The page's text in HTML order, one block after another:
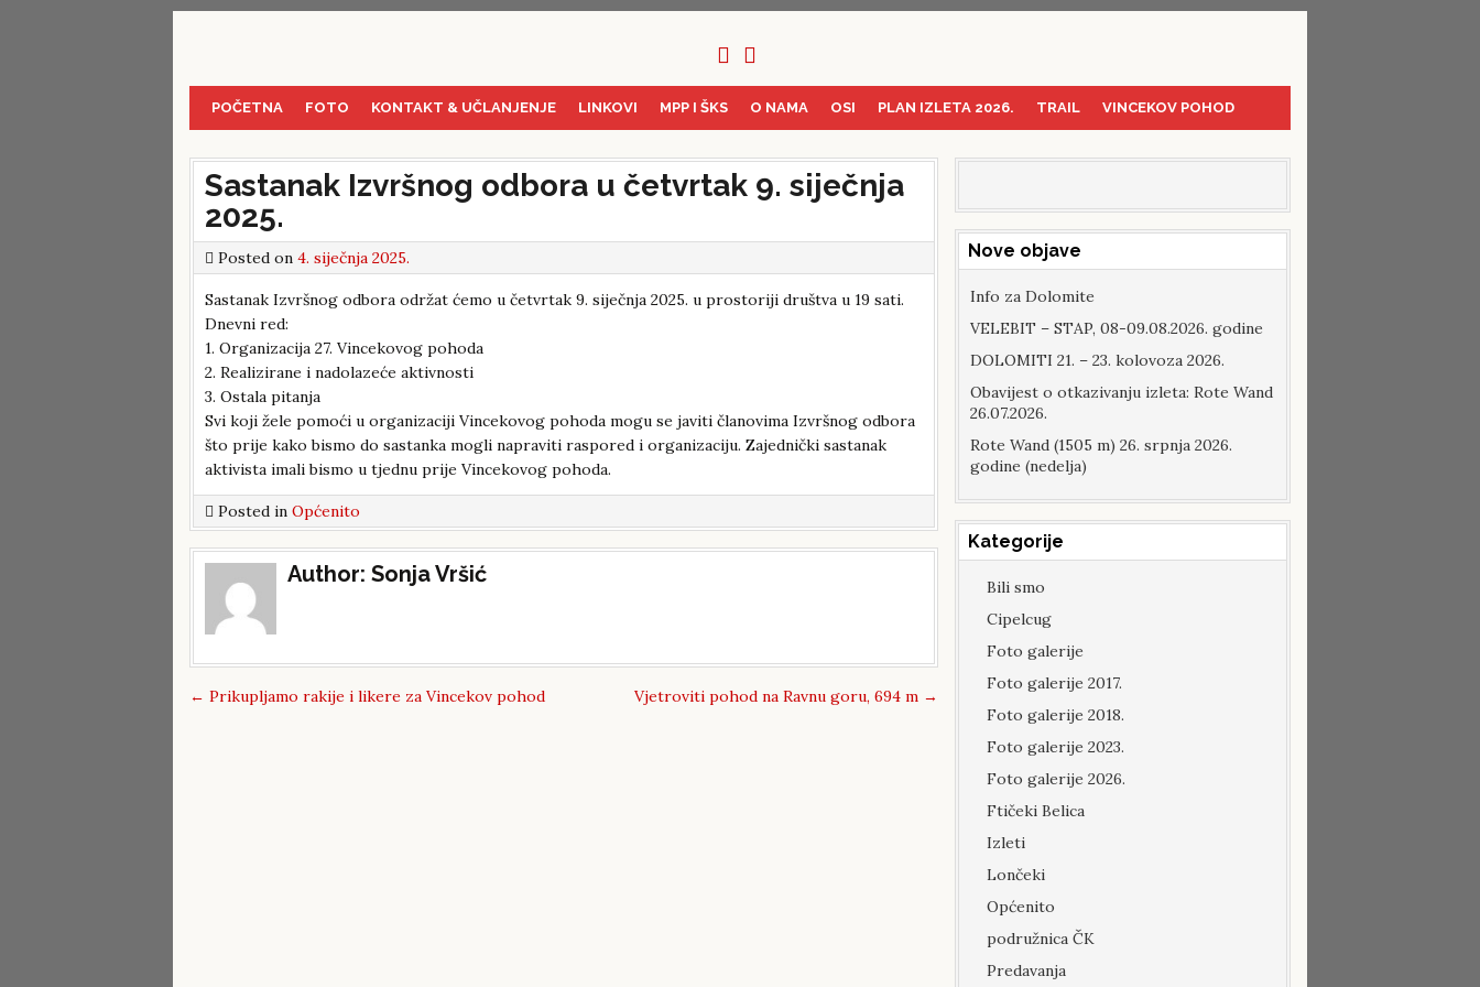
POČETNA FOTO KONTAKT & UČLANJENJE LINKOVI MPP I ŠKS O NAMA OSI PLAN IZLETA 2026. TRAIL VINCEKOV POHOD
Sastanak Izvršnog odbora u četvrtak 9. siječnja
2025.
Posted on 4. siječnja 2025.
Sastanak Izvršnog odbora održat ćemo u četvrtak 9. siječnja 2025. u prostoriji društva u 19 sati.
Dnevni red:
1. Organizacija 27. Vincekovog pohoda
2. Realizirane i nadolazeće aktivnosti
3. Ostala pitanja
Svi koji žele pomoći u organizaciji Vincekovog pohoda mogu se javiti članovima Izvršnog odbora
što prije kako bismo do sastanka mogli napraviti raspored i organizaciju. Zajednički sastanak
aktivista imali bismo u tjednu prije Vincekovog pohoda.
Posted in Općenito
Author:Sonja Vršić
Post
navigation
← Prikupljamo rakije i likere za Vincekov pohod Vjetroviti pohod na Ravnu goru, 694 m →
Nove objave
Info za Dolomite
VELEBIT – STAP, 08-09.08.2026. godine
DOLOMITI 21. – 23. kolovoza 2026.
Obavijest o otkazivanju izleta: Rote Wand
26.07.2026.
Rote Wand (1505 m) 26. srpnja 2026.
godine (nedelja)
Kategorije
Bili smo
Cipelcug
Foto galerije
Foto galerije 2017.
Foto galerije 2018.
Foto galerije 2023.
Foto galerije 2026.
Ftičeki Belica
Izleti
Lončeki
Općenito
podružnica ČK
Predavanja